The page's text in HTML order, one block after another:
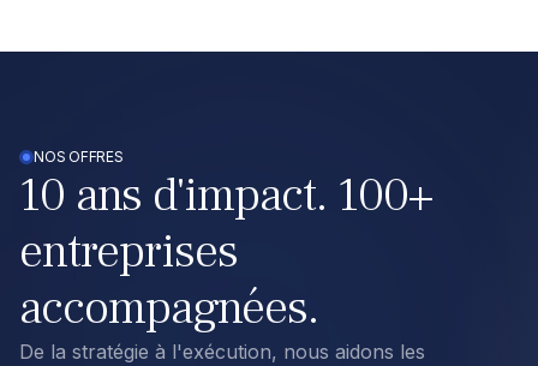
NOS OFFRES
10 ans d'impact. 100+
entreprises
accompagnées.
De la stratégie à l'exécution, nous aidons les